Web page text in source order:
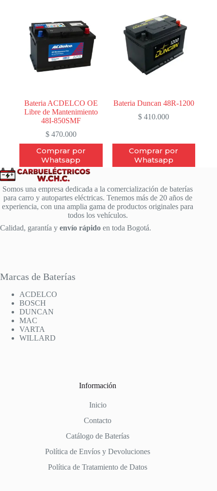
Bateria ACDELCO OE
Libre de Mantenimiento
48I-850SMF
$470.000
Comprar por
Whatsapp
Bateria Duncan 48R-1200
$ 410.000
Comprar por
Whatsapp
Somos una empresa dedicada a la comercialización de baterías
para carro y autopartes eléctricas. Tenemos más de 20 años de
experiencia, con una amplia gama de productos originales para
todos los vehículos.
Calidad, garantía y envío rápido en toda Bogotá.
Marcas de Baterías
ACDELCO
BOSCH
DUNCAN
MAC
VARTA
WILLARD
Información
Inicio
Contacto
Catálogo de Baterías
Política de Envíos y Devoluciones
Política de Tratamiento de Datos